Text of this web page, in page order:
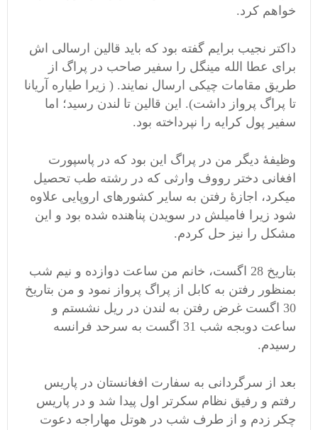
خواهم کرد.
داکتر نجیب برایم گفته بود که باید قالین ارسالی اش
برای عطا الله مینگل را سفیر صاحب در پراگ از
طریق مقامات چیکی ارسال نمایند. ( زیرا طیاره آریانا
تا پراگ پرواز داشت). این قالین تا لندن رسید؛ اما
سفیر پول کرایه را نپرداخته بود.
وظیفۀ دیگر من در پراگ این بود که در پاسپورت
افغانی دختر رووف وارثی که در رشته طب تحصیل
میکرد، اجازۀ رفتن به سایر کشورهای اروپایی علاوه
شود زیرا فامیلش در سویدن پناهنده شده بود و این
مشکل را نیز حل کردم.
بتاریخ 28 اگست، خانم من ساعت دوازده و نیم شب
بمنظور رفتن به کابل از پراگ پرواز نمود و من بتاریخ
30 اگست غرض رفتن به لندن در ریل نشستم و
ساعت دوبجه شب 31 اگست به سرحد فرانسه
رسیدم.
بعد از سرگردانی به سفارت افغانستان در پاریس
رفتم و رفیق نظام سکرتر اول پیدا شد و در پاریس
چکر زدم و از طرف شب در هوتل مهاراجه دعوت